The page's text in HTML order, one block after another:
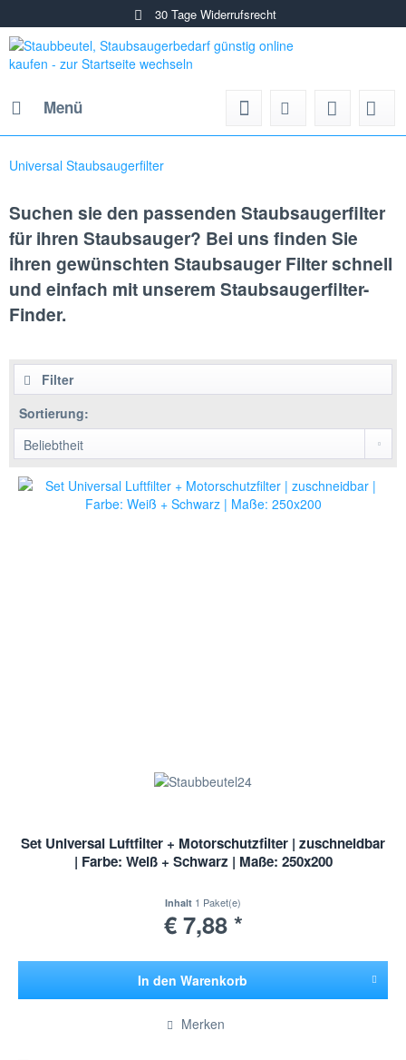
30 Tage Widerrufsrecht
Menü
Universal Staubsaugerfilter
Suchen sie den passenden Staubsaugerfilter
für ihren Staubsauger? Bei uns finden Sie
ihren gewünschten Staubsauger Filter schnell
und einfach mit unserem Staubsaugerfilter-
Finder.
Filter
Sortierung:
Set Universal Luftfilter + Motorschutzfilter | zuschneidbar
| Farbe: Weiß + Schwarz | Maße: 250x200
Inhalt 1 Paket(e)
€ 7,88 *
In den Warenkorb
Merken